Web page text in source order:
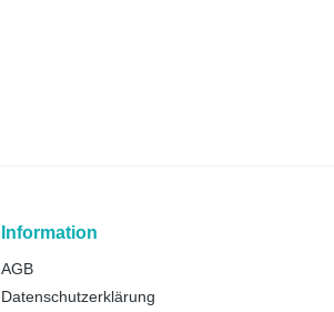
Information
AGB
Datenschutzerklärung